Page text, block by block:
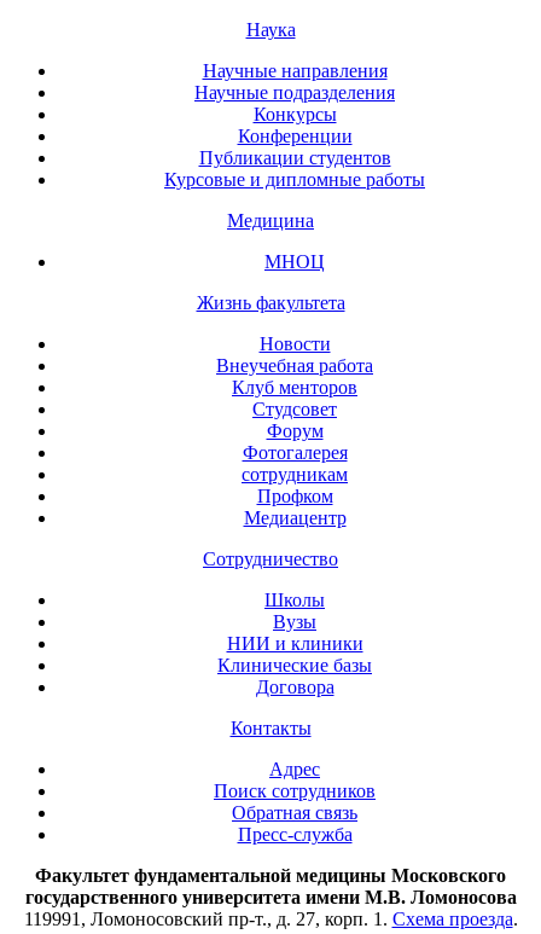
Наука
Научные направления
Научные подразделения
Конкурсы
Конференции
Публикации студентов
Курсовые и дипломные работы
Медицина
МНОЦ
Жизнь факультета
Новости
Внеучебная работа
Клуб менторов
Студсовет
Форум
Фотогалерея
сотрудникам
Профком
Медиацентр
Сотрудничество
Школы
Вузы
НИИ и клиники
Клинические базы
Договора
Контакты
Адрес
Поиск сотрудников
Обратная связь
Пресс-служба
Факультет фундаментальной медицины Московского
государственного университета имени М.В. Ломоносова
119991, Ломоносовский пр-т., д. 27, корп. 1. Схема проезда.